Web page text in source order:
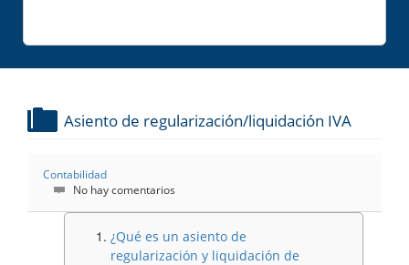
Asiento de regularización/liquidación IVA
Contabilidad
No hay comentarios
¿Qué es un asiento de
regularización y liquidación de